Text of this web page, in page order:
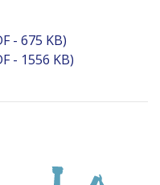
- 675 KB)
- 1556 KB)